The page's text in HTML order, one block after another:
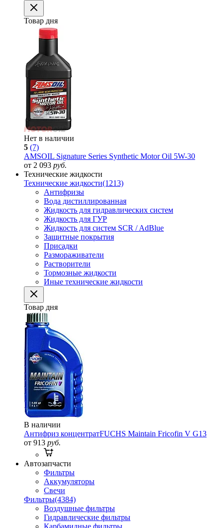
Товар дня
Нет в наличии
5 (7)
AMSOIL Signature Series Synthetic Motor Oil 5W-30
от 2 093 руб.
Технические жидкости
Технические жидкости(1213)
Антифризы
Вода дистиллированная
Жидкость для гидравлических систем
Жидкость для ГУР
Жидкость для систем SCR / AdBlue
Защитные покрытия
Присадки
Размораживатели
Растворители
Тормозные жидкости
Иные технические жидкости
Товар дня
В наличии
Антифриз концентратFUCHS Maintain Fricofin V G13
от 913 руб.
Автозапчасти
Фильтры
Аккумуляторы
Свечи
Фильтры(4384)
Воздушные фильтры
Гидравлические фильтры
Карбамидные фильтры